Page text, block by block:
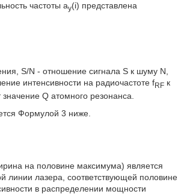
частоты ay(i) представлена
S/N - отношение сигнала S к шуму N,
интенсивности на радиочастоте fRFк
Q атомного резонанса.
Формулой 3 ниже.
на половине максимума) является
линии лазера, соответствующей половине
в распределении мощности